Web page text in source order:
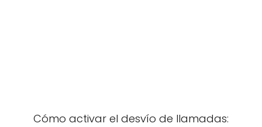
Cómo activar el desvío de llamadas: